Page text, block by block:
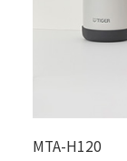
MTA-H120